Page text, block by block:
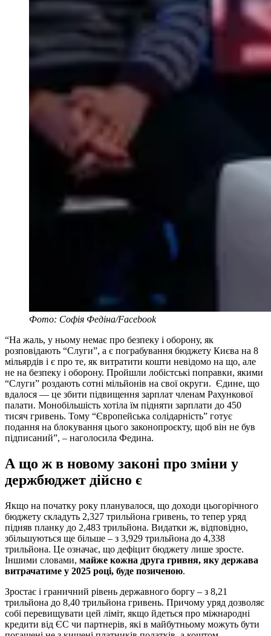
Фото: Софія Федіна/Facebook
“На жаль, у ньому немає про безпеку і оборону, як
розповідають “Слуги”, а є пограбування бюджету Києва на 8
мільярдів і є про те, як витратити кошти невідомо на що, але
не на безпеку і оборону. Пройшли лобістські поправки, якими
“Слуги” роздають сотні мільйонів на свої округи. Єдине, що
вдалося — це збити підвищення зарплат членам Рахункової
палати. Монобільшість хотіла їм підняти зарплати до 450
тисяч гривень. Тому “Європейська солідарність” готує
подання на блокування цього законопроєкту, щоб він не був
підписаний”, – наголосила Федина.
А що ж в новому законі про зміни у
держбюджет дійсно є
Якщо на початку року планувалося, що доходи цьогорічного
бюджету складуть 2,327 трильйона гривень, то тепер уряд
підняв планку до 2,483 трильйона. Видатки ж, відповідно,
збільшуються ще більше – з 3,929 трильйона до 4,338
трильйона. Це означає, що дефіцит бюджету лише зросте.
Іншими словами, майже кожна друга гривня, яку держава
витрачатиме у 2025 році, буде позиченою.
Зростає і граничний рівень державного боргу – з 8,21
трильйона до 8,40 трильйона гривень. Причому уряд дозволяє
собі перевищувати цей ліміт, якщо йдеться про міжнародні
кредити від ЄС чи партнерів, які в майбутньому можуть бути